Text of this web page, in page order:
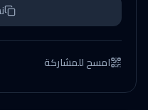
امسح للمشاركة